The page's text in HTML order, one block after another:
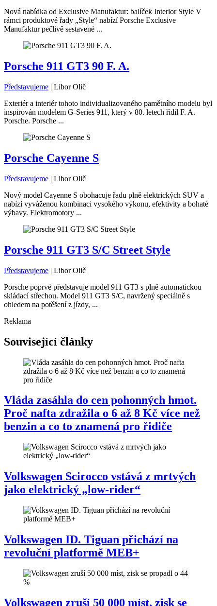
Nová nabídka od Exclusive Manufaktur: balíček Interior Style V
rámci produktové řady „Style“ nabízí Porsche Exclusive
Manufaktur pečlivě sestavené ...
Porsche 911 GT3 90 F. A.
Představujeme | Libor Olič
Exteriér a interiér tohoto individualizovaného pamětního modelu byl
inspirován modelem G-Series 911, který v 80. letech řídil F. A.
Porsche. Porsche ...
Porsche Cayenne S
Představujeme | Libor Olič
Nový model Cayenne S obohacuje řadu plně elektrických SUV a
nabízí vyváženou kombinaci vysokého výkonu, efektivity a bohaté
výbavy. Elektromotory ...
Porsche 911 GT3 S/C Street Style
Představujeme | Libor Olič
Porsche poprvé představuje model 911 GT3 s plně automatickou
skládací střechou. Model 911 GT3 S/C, navržený speciálně s
ohledem na potěšení z jízdy, ...
Reklama
Související články
Vláda zasáhla do cen pohonných hmot.
Proč nafta zdražila o 6 až 8 Kč více než
benzin a co to znamená pro řidiče
Volkswagen Scirocco vstává z mrtvých
jako elektrický „low-rider“
Volkswagen ID. Tiguan přichází na
revoluční platformě MEB+
Volkswagen zruší 50 000 míst, zisk se